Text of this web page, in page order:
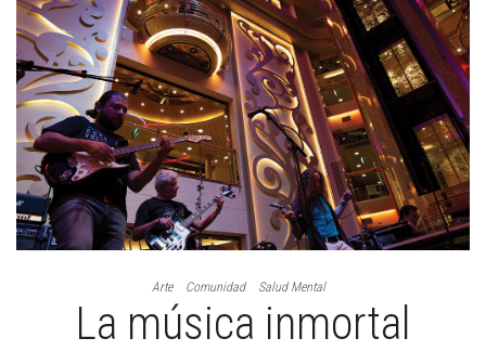
Arte Comunidad Salud Mental
La música inmortal